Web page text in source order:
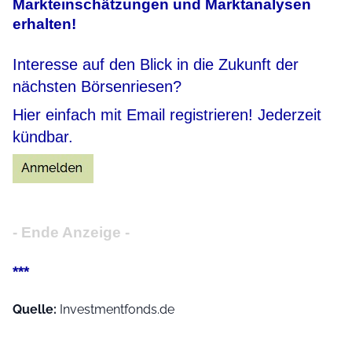
Markteinschätzungen und Marktanalysen
erhalten!
Interesse auf den Blick in die Zukunft der
nächsten Börsenriesen?
Hier einfach mit Email registrieren! Jederzeit
kündbar.
- Ende Anzeige -
***
Quelle: Investmentfonds.de